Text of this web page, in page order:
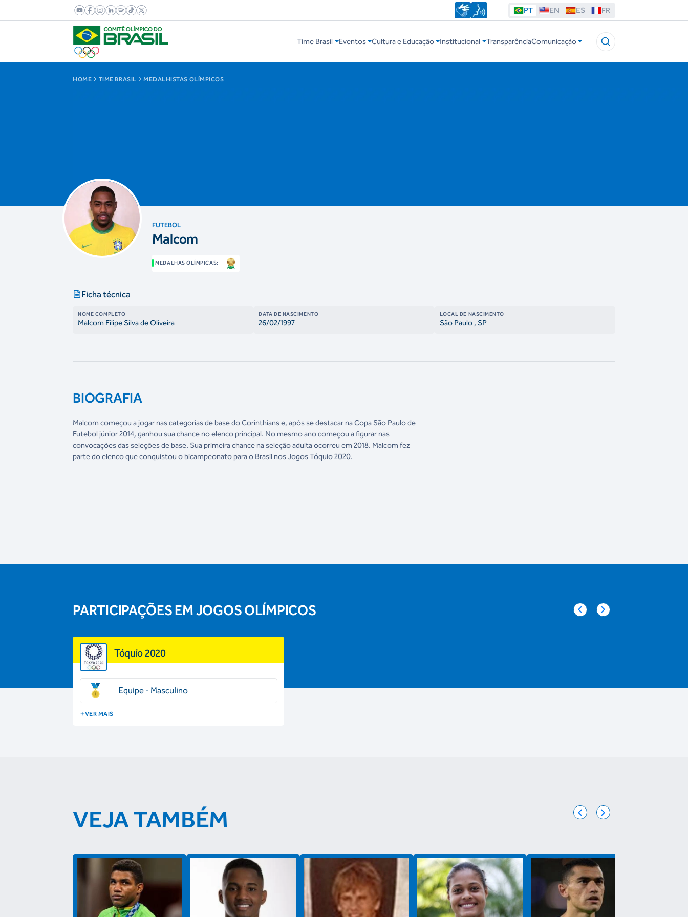
PT EN ES FR
Time Brasil Eventos Cultura e Educação Institucional TransparênciaComunicação
HOME TIME BRASIL MEDALHISTAS OLÍMPICOS
FUTEBOL
Malcom
MEDALHAS OLÍMPICAS:
Ficha técnica
NOME COMPLETO
Malcom Filipe Silva de Oliveira
DATA DE NASCIMENTO
26/02/1997
LOCAL DE NASCIMENTO
São Paulo , SP
BIOGRAFIA
Malcom começou a jogar nas categorias de base do Corinthians e, após se destacar na Copa São Paulo de
Futebol júnior 2014, ganhou sua chance no elenco principal. No mesmo ano começou a figurar nas
convocações das seleções de base. Sua primeira chance na seleção adulta ocorreu em 2018. Malcom fez
parte do elenco que conquistou o bicampeonato para o Brasil nos Jogos Tóquio 2020.
PARTICIPAÇÕES EM JOGOS OLÍMPICOS
Tóquio 2020
Equipe - Masculino
VER MAIS
VEJA TAMBÉM